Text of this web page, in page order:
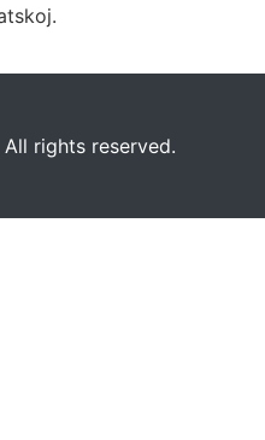
rights reserved.